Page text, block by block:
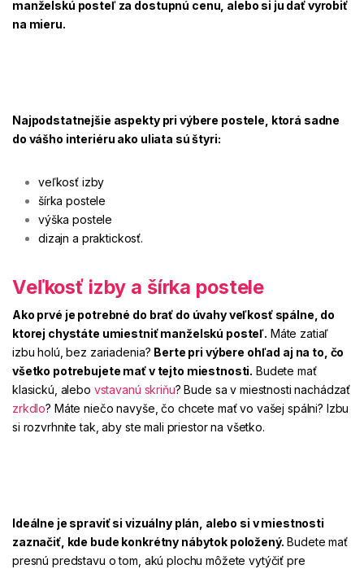
manželskú posteľ za dostupnú cenu, alebo si ju dať vyrobiť
na mieru.
Najpodstatnejšie aspekty pri výbere postele, ktorá sadne
do vášho interiéru ako uliata sú štyri:
veľkosť izby
šírka postele
výška postele
dizajn a praktickosť.
Veľkosť izby a šírka postele
Ako prvé je potrebné do brať do úvahy veľkosť spálne, do
ktorej chystáte umiestniť manželskú posteľ. Máte zatiaľ
izbu holú, bez zariadenia? Berte pri výbere ohľad aj na to, čo
všetko potrebujete mať v tejto miestnosti. Budete mať
klasickú, alebo vstavanú skriňu? Bude sa v miestnosti nachádzať
zrkdlo? Máte niečo navyše, čo chcete mať vo vašej spálni? Izbu
si rozvrhnite tak, aby ste mali priestor na všetko.
Ideálne je spraviť si vizuálny plán, alebo si v miestnosti
zaznačiť, kde bude konkrétny nábytok položený. Budete mať
presnú predstavu o tom, akú plochu môžete vytýčiť pre